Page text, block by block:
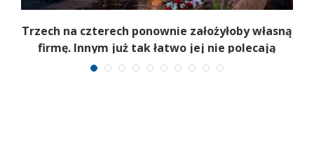
Trzech na czterech ponownie założyłoby własną
firmę. Innym już tak łatwo jej nie polecają